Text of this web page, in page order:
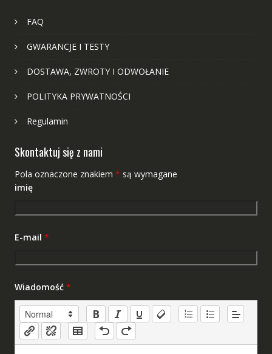
FAQ
GWARANCJE I TESTY
DOSTAWA, ZWROTY I ODWOŁANIE
POLITYKA PRYWATNOŚCI
Regulamin
Skontaktuj się z nami
Pola oznaczone znakiem * są wymagane
imię
E-mail *
Wiadomość *